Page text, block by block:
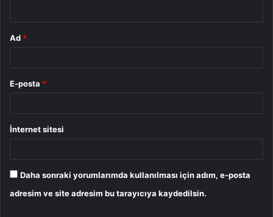
Ad *
E-posta *
İnternet sitesi
Daha sonraki yorumlarımda kullanılması için adım, e-posta
adresim ve site adresim bu tarayıcıya kaydedilsin.